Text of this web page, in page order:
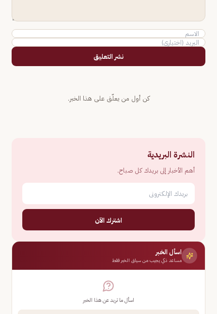
نشر التعليق
كن أول من يعلّق على هذا الخبر.
النشرة البريدية
أهم الأخبار إلى بريدك كل صباح.
اشترك الآن
اسأل الخبر
مساعد ذكي يجيب من سياق الخبر فقط
اسأل ما تريد عن هذا الخبر